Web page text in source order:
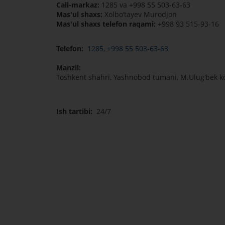
Call-markaz: 1285 va +998 55 503-63-63
Mas'ul shaxs: Xolbo‘tayev Murodjon
Mas'ul shaxs telefon raqami: +998 93 515-93-16
Telefon: 1285, +998 55 503-63-63
Manzil:
Toshkent shahri, Yashnobod tumani, M.Ulug‘bek
Ish tartibi: 24/7